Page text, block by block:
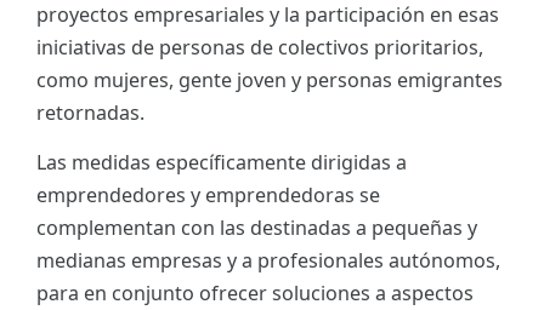
proyectos empresariales y la participación en esas
iniciativas de personas de colectivos prioritarios,
como mujeres, gente joven y personas emigrantes
retornadas.
Las medidas específicamente dirigidas a
emprendedores y emprendedoras se
complementan con las destinadas a pequeñas y
medianas empresas y a profesionales autónomos,
para en conjunto ofrecer soluciones a aspectos